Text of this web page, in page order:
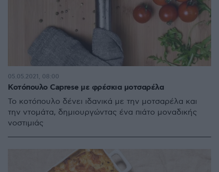
Κοτόπουλο Caprese με φρέσκια μοτσαρέλα
Το κοτόπουλο δένει ιδανικά με την μοτσαρέλα και
την ντομάτα, δημιουργώντας ένα πιάτο μοναδικής
νοστιμιάς
05.05.2021, 08:00